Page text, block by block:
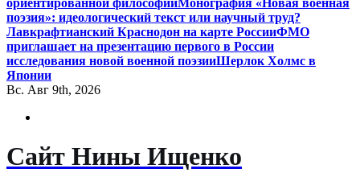
ориентированной философииМонография «Новая военная
поэзия»: идеологический текст или научный труд?
Лавкрафтианский Краснодон на карте РоссииФМО
приглашает на презентацию первого в России
исследования новой военной поэзииШерлок Холмс в
Японии
Вс. Авг 9th, 2026
Сайт Нины Ищенко